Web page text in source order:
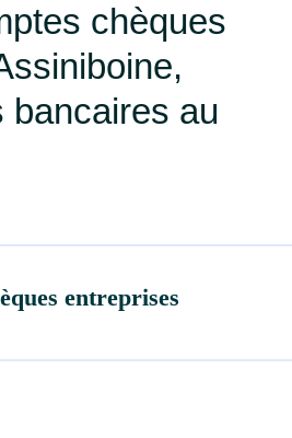
chèques
bancaires au
entreprises